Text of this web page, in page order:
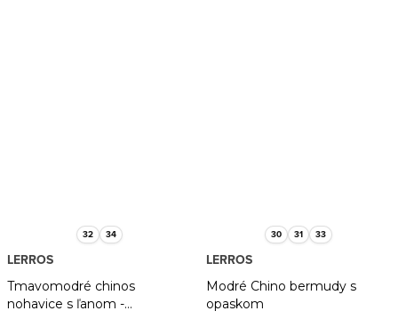
32 34
Tmavomodré chinos
nohavice s ľanom -
LERROS
30 31 33
Modré Chino bermudy s
opaskom
LERROS